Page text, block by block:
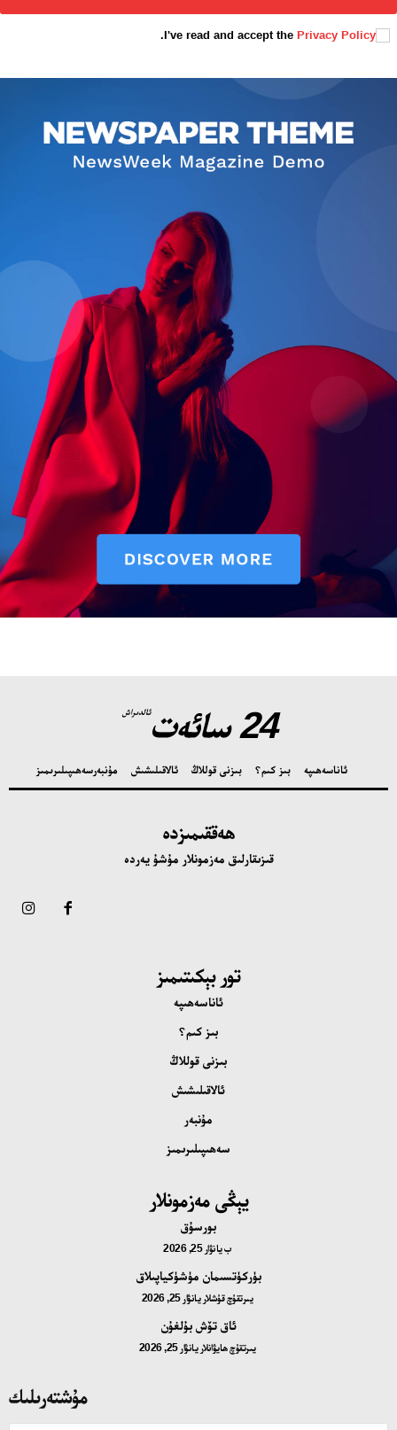
بىز كىم؟
بىزنى قوللاڭ
I've read and accept the Privacy Policy
.
24 سائەت ئالدىراش
ئاناسەھىپە بىز كىم؟ بىزنى قوللاڭ ئالاقىلىشىش مۇنبەرسەھىپىلىرىمىز
ھەققىمىزدە
قىزىقارلىق مەزمونلار مۇشۇ يەردە
تور بېكىتىمىز
ئاناسەھىپە
بىز كىم؟
بىزنى قوللاڭ
ئالاقىلىشىش
مۇنبەر
سەھىپىلىرىمىز
يېڭى مەزمونلار
بورسۇق
بيانۋار 25, 2026
بۈركۈتسىمان مۈشۈكياپىلاق
يىرتقۇچ قۇشلار يانۋار 25, 2026
ئاق تۆش بۇلغۇن
يىرتقۇچ ھايۋانلار يانۋار 25, 2026
مۇشتەرىلىك